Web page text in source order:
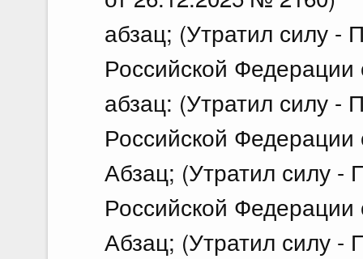
абзац; (Утратил силу -
Российской
абзац: (Утратил силу -
Российской
Абзац; (Утратил силу -
Российской
Абзац; (Утратил силу -